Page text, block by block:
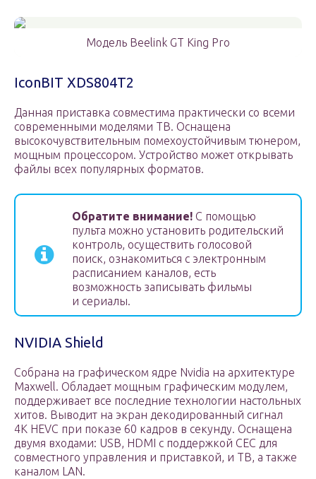
Модель Beelink GT King Pro
IconBIT XDS804T2
Данная приставка совместима практически со всеми
современными моделями ТВ. Оснащена
высокочувствительным помехоустойчивым тюнером,
мощным процессором. Устройство может открывать
файлы всех популярных форматов.
Обратите внимание! С помощью
пульта можно установить родительский
контроль, осуществить голосовой
поиск, ознакомиться с электронным
расписанием каналов, есть
возможность записывать фильмы
и сериалы.
NVIDIA Shield
Собрана на графическом ядре Nvidia на архитектуре
Maxwell. Обладает мощным графическим модулем,
поддерживает все последние технологии настольных
хитов. Выводит на экран декодированный сигнал
4K HEVC при показе 60 кадров в секунду. Оснащена
двумя входами: USB, HDMI с поддержкой CEC для
совместного управления и приставкой, и ТВ, а также
каналом LAN.